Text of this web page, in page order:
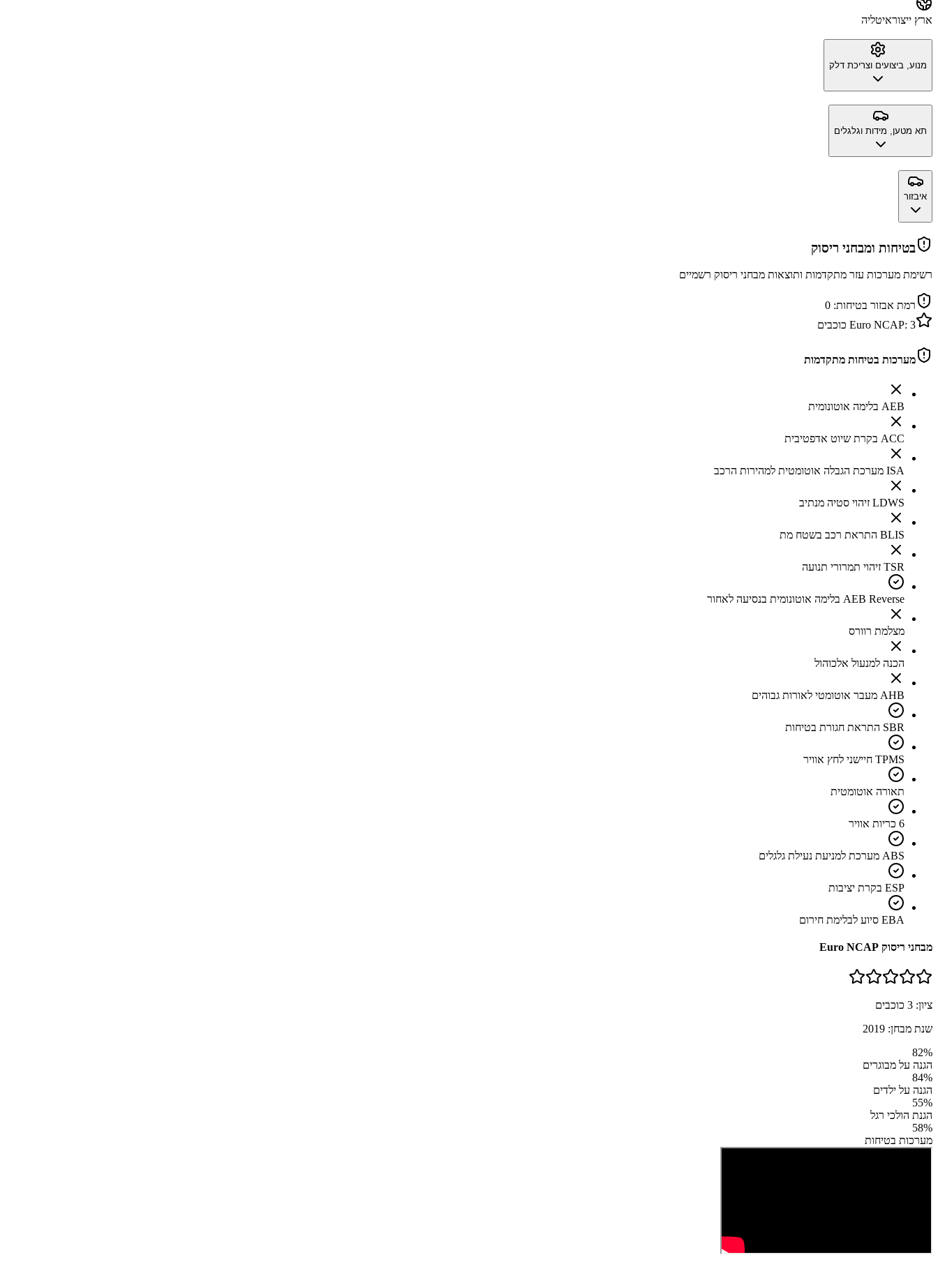
ארץ ייצוראיטליה
מנוע, ביצועים וצריכת דלק
תא מטען, מידות וגלגלים
איבזור
בטיחות ומבחני ריסוק
רשימת מערכות עזר מתקדמות ותוצאות מבחני ריסוק רשמיים
רמת אבזור בטיחות: 0
Euro NCAP: 3 כוכבים
מערכות בטיחות מתקדמות
AEB בלימה אוטונומית
ACC בקרת שיוט אדפטיבית
ISA מערכת הגבלה אוטומטית למהירות הרכב
LDWS זיהוי סטיה מנתיב
BLIS התראת רכב בשטח מת
TSR זיהוי תמרורי תנועה
AEB Reverse בלימה אוטונומית בנסיעה לאחור
מצלמת רוורס
הכנה למנעול אלכוהול
AHB מעבר אוטומטי לאורות גבוהים
SBR התראת חגורת בטיחות
TPMS חיישני לחץ אוויר
תאורה אוטומטית
6 כריות אוויר
ABS מערכת למניעת נעילת גלגלים
ESP בקרת יציבות
EBA סיוע לבלימת חירום
מבחני ריסוק Euro NCAP
ציון: 3 כוכבים
שנת מבחן: 2019
82%
הגנה על מבוגרים
84%
הגנה על ילדים
55%
הגנת הולכי רגל
58%
מערכות בטיחות